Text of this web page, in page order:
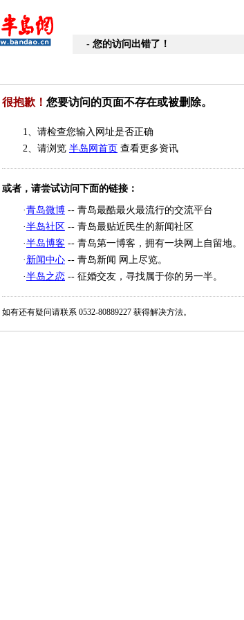
- 您的访问出错了！
很抱歉！ 您要访问的页面不存在或被删除。
1、请检查您输入网址是否正确
2、请浏览 半岛网首页 查看更多资讯
或者，请尝试访问下面的链接：
·青岛微博 -- 青岛最酷最火最流行的交流平台
·半岛社区 -- 青岛最贴近民生的新闻社区
·半岛博客 -- 青岛第一博客，拥有一块网上自留地。
· 新闻中心 -- 青岛新闻 网上尽览。
·半岛之恋 -- 征婚交友，寻找属于你的另一半。
如有还有疑问请联系 0532-80889227 获得解决方法。